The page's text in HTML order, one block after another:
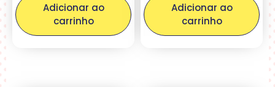
Adicionar ao
carrinho
Adicionar ao
carrinho